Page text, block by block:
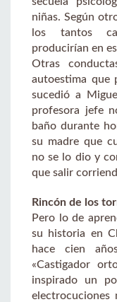
niñas. Según
los tantos
producirían en
Otras
autoestima que
sucedió a
profesora jefe
baño durante
su madre que
no se lo dio y
que salir
Rincón de los
Pero lo de
su historia en
hace cien
«Castigador
inspirado un
electrocuciones